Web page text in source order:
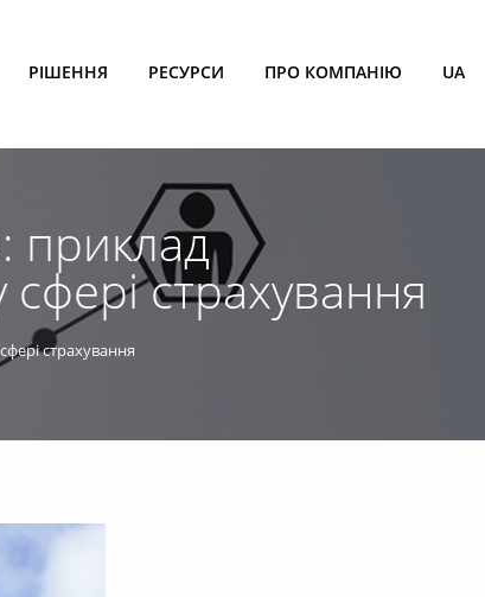
РІШЕННЯ РЕСУРСИ ПРО КОМПАНІЮ UA
приклад
сфері страхування
страхування